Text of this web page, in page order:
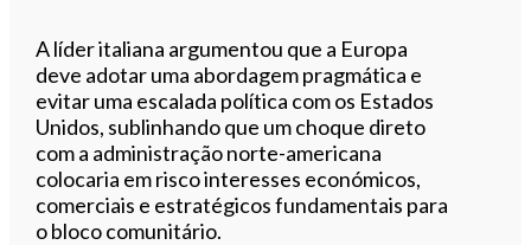
A líder italiana argumentou que a Europa
deve adotar uma abordagem pragmática e
evitar uma escalada política com os Estados
Unidos, sublinhando que um choque direto
com a administração norte-americana
colocaria em risco interesses económicos,
comerciais e estratégicos fundamentais para
o bloco comunitário.